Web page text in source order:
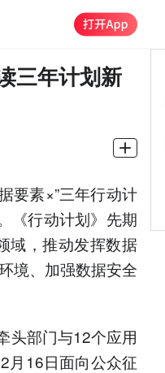
三年计划新
要素×”三年行动计
《行动计划》先期
域，推动发挥数据
境、加强数据安全
头部门与12个应用
月16日面向公众征